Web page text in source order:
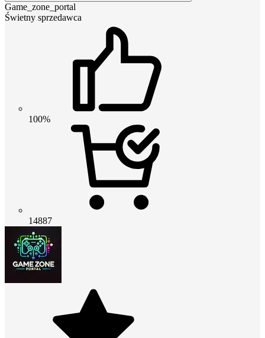
Game_zone_portal
Świetny sprzedawca
100%
14887